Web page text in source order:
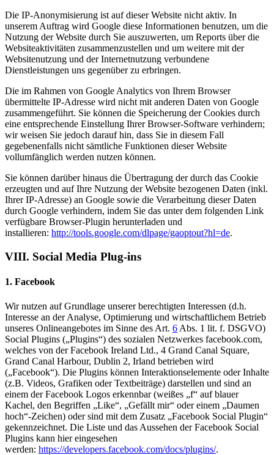
Die IP-Anonymisierung ist auf dieser Website nicht aktiv. In
unserem Auftrag wird Google diese Informationen benutzen, um die
Nutzung der Website durch Sie auszuwerten, um Reports über die
Websiteaktivitäten zusammenzustellen und um weitere mit der
Websitenutzung und der Internetnutzung verbundene
Dienstleistungen uns gegenüber zu erbringen.
Die im Rahmen von Google Analytics von Ihrem Browser
übermittelte IP-Adresse wird nicht mit anderen Daten von Google
zusammengeführt. Sie können die Speicherung der Cookies durch
eine entsprechende Einstellung Ihrer Browser-Software verhindern;
wir weisen Sie jedoch darauf hin, dass Sie in diesem Fall
gegebenenfalls nicht sämtliche Funktionen dieser Website
vollumfänglich werden nutzen können.
Sie können darüber hinaus die Übertragung der durch das Cookie
erzeugten und auf Ihre Nutzung der Website bezogenen Daten (inkl.
Ihrer IP-Adresse) an Google sowie die Verarbeitung dieser Daten
durch Google verhindern, indem Sie das unter dem folgenden Link
verfügbare Browser-Plugin herunterladen und
installieren: http://tools.google.com/dlpage/gaoptout?hl=de.
VIII. Social Media Plug-ins
1. Facebook
Wir nutzen auf Grundlage unserer berechtigten Interessen (d.h.
Interesse an der Analyse, Optimierung und wirtschaftlichem Betrieb
unseres Onlineangebotes im Sinne des Art. 6 Abs. 1 lit. f. DSGVO)
Social Plugins („Plugins“) des sozialen Netzwerkes facebook.com,
welches von der Facebook Ireland Ltd., 4 Grand Canal Square,
Grand Canal Harbour, Dublin 2, Irland betrieben wird
(„Facebook“). Die Plugins können Interaktionselemente oder Inhalte
(z.B. Videos, Grafiken oder Textbeiträge) darstellen und sind an
einem der Facebook Logos erkennbar (weißes „f“ auf blauer
Kachel, den Begriffen „Like“, „Gefällt mir“ oder einem „Daumen
hoch“-Zeichen) oder sind mit dem Zusatz „Facebook Social Plugin“
gekennzeichnet. Die Liste und das Aussehen der Facebook Social
Plugins kann hier eingesehen
werden: https://developers.facebook.com/docs/plugins/.